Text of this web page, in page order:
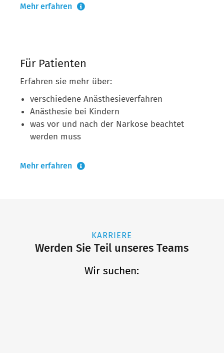
Mehr erfahren
Für Patienten
Erfahren sie mehr über:
verschiedene Anästhesieverfahren
Anästhesie bei Kindern
was vor und nach der Narkose beachtet
werden muss
Mehr erfahren
KARRIERE
Werden Sie Teil unseres Teams
Wir suchen: